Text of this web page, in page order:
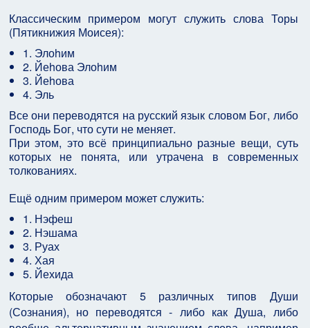
Классическим примером могут служить слова Торы
(Пятикнижия Моисея):
1. Элоhим
2. Йеhова Элоhим
3. Йеhова
4. Эль
Все они переводятся на русский язык словом Бог, либо
Господь Бог, что сути не меняет.
При этом, это всё принципиально разные вещи, суть
которых не понята, или утрачена в современных
толкованиях.
Ещё одним примером может служить:
1. Нэфеш
2. Нэшама
3. Руах
4. Хая
5. Йехида
Которые обозначают 5 различных типов Души
(Сознания), но переводятся - либо как Душа, либо